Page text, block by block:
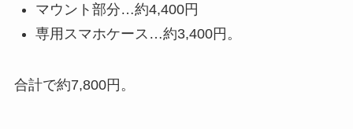
マウント部分…約4,400円
専用スマホケース…約3,400円。
合計で約7,800円。